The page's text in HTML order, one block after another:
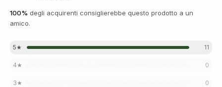
100% degli acquirenti consiglierebbe questo prodotto a un
amico.
5★ 11
4★ 0
3★ 0